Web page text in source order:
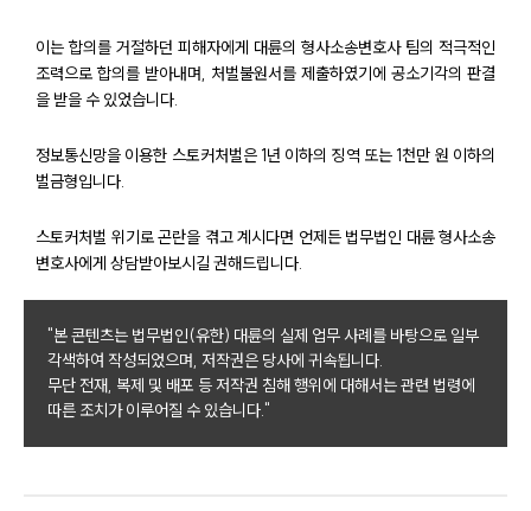
센터소개
센터소개
대륜의 강점
오시는 길
글로벌 파트너 로펌
고객의 소리
통합검색
이는 합의를 거절하던 피해자에게 대륜의 형사소송변호사 팀의 적극적인
조력으로 합의를 받아내며, 처벌불원서를 제출하였기에 공소기각의 판결
을 받을 수 있었습니다.
정보통신망을 이용한 스토커처벌은 1년 이하의 징역 또는 1천만 원 이하의
벌금형입니다.
스토커처벌 위기로 곤란을 겪고 계시다면 언제든 법무법인 대륜 형사소송
변호사에게 상담받아보시길 권해드립니다.
"본 콘텐츠는 법무법인(유한) 대륜의 실제 업무 사례를 바탕으로 일부
각색하여 작성되었으며, 저작권은 당사에 귀속됩니다.
무단 전재, 복제 및 배포 등 저작권 침해 행위에 대해서는 관련 법령에
따른 조치가 이루어질 수 있습니다."